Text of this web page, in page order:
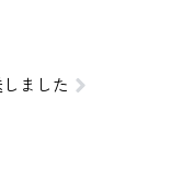
ました